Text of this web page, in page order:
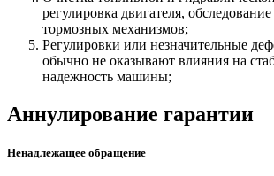
регулировка двигателя,
тормозных механизмов;
Регулировки или незначительные
обычно не оказывают влияния на
надежность машины;
Аннулирование гарантии
Ненадлежащее обращение